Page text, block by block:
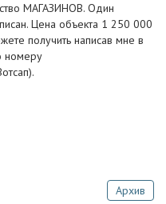
МАГАЗИНОВ. Один
Цена объекта 1 250 000
получить написав мне в
номеру
Архив